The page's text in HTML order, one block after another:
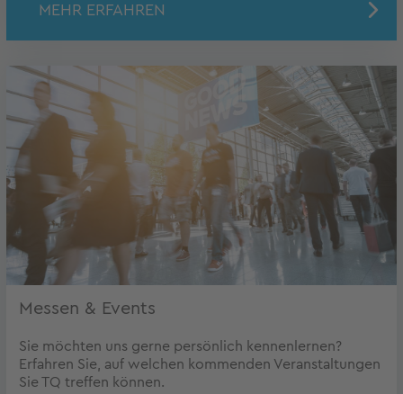
MEHR ERFAHREN
Messen & Events
Sie möchten uns gerne persönlich kennenlernen?
Erfahren Sie, auf welchen kommenden Veranstaltungen
Sie TQ treffen können.